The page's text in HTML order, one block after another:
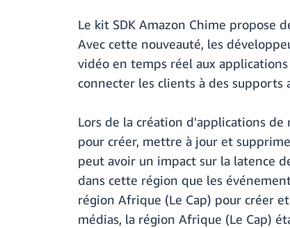
Le kit SDK Amazon Chime propose
Avec cette nouveauté, les
vidéo en temps réel aux
connecter les clients à des supports
Lors de la création d'applications
pour créer, mettre à jour et
peut avoir un impact sur la latence
dans cette région que les
région Afrique (Le Cap) pour créer
médias, la région Afrique (Le Cap)